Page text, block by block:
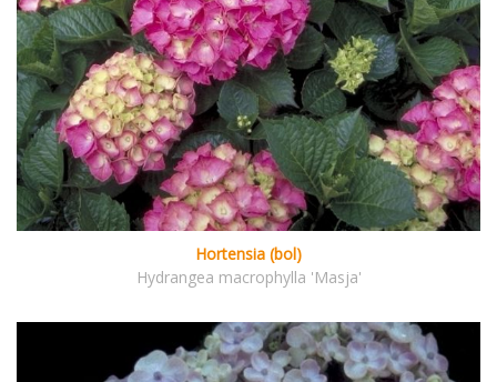
Hortensia (bol)
Hydrangea macrophylla 'Masja'